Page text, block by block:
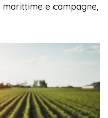
e campagne,